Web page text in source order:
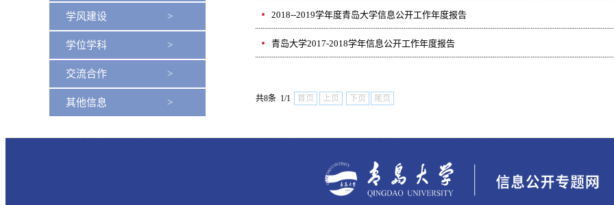
学风建设 >
学位学科 >
交流合作 >
其他信息 >
2018--2019学年度青岛大学信息公开工作年度报告
青岛大学2017-2018学年信息公开工作年度报告
共8条 1/1 首页 上页 下页 尾页